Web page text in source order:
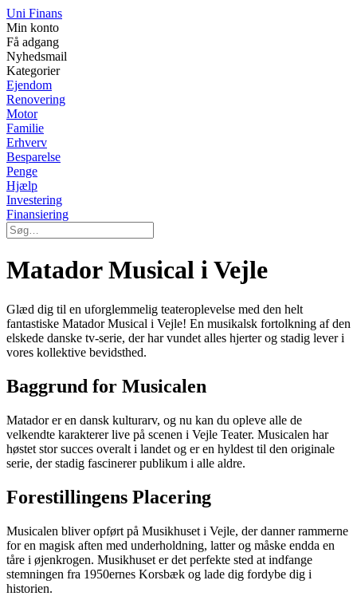
Uni Finans
Min konto
Få adgang
Nyhedsmail
Kategorier
Ejendom
Renovering
Motor
Familie
Erhverv
Besparelse
Penge
Hjælp
Investering
Finansiering
Matador Musical i Vejle
Glæd dig til en uforglemmelig teateroplevelse med den helt
fantastiske Matador Musical i Vejle! En musikalsk fortolkning af den
elskede danske tv-serie, der har vundet alles hjerter og stadig lever i
vores kollektive bevidsthed.
Baggrund for Musicalen
Matador er en dansk kulturarv, og nu kan du opleve alle de
velkendte karakterer live på scenen i Vejle Teater. Musicalen har
høstet stor succes overalt i landet og er en hyldest til den originale
serie, der stadig fascinerer publikum i alle aldre.
Forestillingens Placering
Musicalen bliver opført på Musikhuset i Vejle, der danner rammerne
for en magisk aften med underholdning, latter og måske endda en
tåre i øjenkrogen. Musikhuset er det perfekte sted at indfange
stemningen fra 1950ernes Korsbæk og lade dig fordybe dig i
historien.